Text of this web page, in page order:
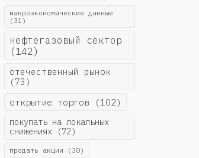
макроэкономические данные
(31)
нефтегазовый сектор
(142)
отечественный рынок
(73)
открытие торгов (102)
покупать на локальных
снижениях(72)
продать акции (30)